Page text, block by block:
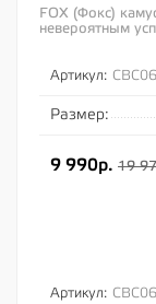
FOX (Фокс)
невероятным
Артикул:
Размер:
9 990р. 19
Артикул: